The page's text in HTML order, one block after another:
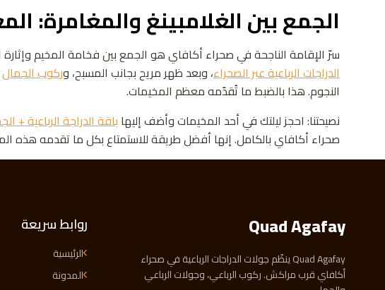
الجمع بين الغلامبينغ والمغامرة:
سرّ الإقامة الناجحة في صحراء أكافاي هو الجمع بين فخامة المخيم
الدراجات الرباعية عبر الصحراء، وبعد ظهر مريح بجانب المسبح، وركوب الجمال
النجوم. هذا بالضبط ما تُقدّمه معظم المخيمات.
نصيحتنا: احجز ليلتك في أحد المخيمات وأضف إليهاباقة الدراجة الرباعية + الجمل
صحراء أكافاي بالكامل. إنها أفضل طريقة للاستمتاع بكل ما تقدمه هذه
Quad Agafay
Quad Agafay ينظّم جولات الدراجات الرباعية في صحراء
أكافاي قرب مراكش. ركوب الرباعي، وجولات الرباعي
روابط سريعة
الرئيسية
المدونة